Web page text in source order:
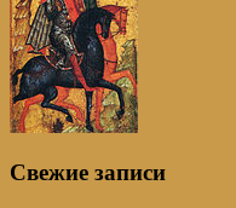
Свежие записи